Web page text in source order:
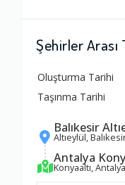
Şehirler Arası
Oluşturma Tarihi
Taşınma Tarihi
Balıkesir
Altıeylül,
Antalya
Konyaaltı,